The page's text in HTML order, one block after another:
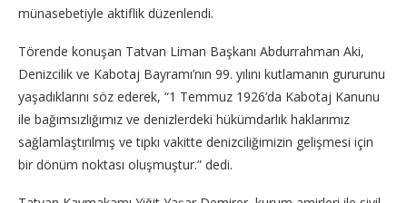
münasebetiyle aktiflik düzenlendi.
Törende konuşan Tatvan Liman Başkanı Abdurrahman Aki,
Denizcilik ve Kabotaj Bayramı’nın 99. yılını kutlamanın gururunu
yaşadıklarını söz ederek, “1 Temmuz 1926’da Kabotaj Kanunu
ile bağımsızlığımız ve denizlerdeki hükümdarlık haklarımız
sağlamlaştırılmış ve tıpkı vakitte denizciliğimizin gelişmesi için
bir dönüm noktası oluşmuştur.” dedi.